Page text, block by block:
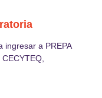
ingresar a PREPA